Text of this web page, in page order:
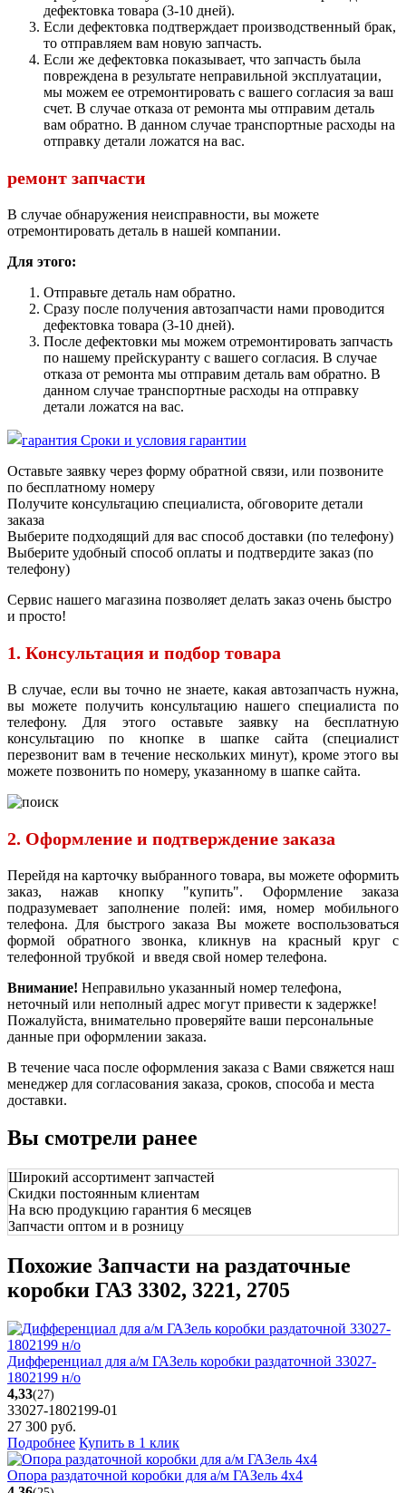
дефектовка товара (3-10 дней).
Если дефектовка подтверждает производственный брак,
то отправляем вам новую запчасть.
Если же дефектовка показывает, что запчасть была
повреждена в результате неправильной эксплуатации,
мы можем ее отремонтировать с вашего согласия за ваш
счет. В случае отказа от ремонта мы отправим деталь
вам обратно. В данном случае транспортные расходы на
отправку детали ложатся на вас.
ремонт запчасти
В случае обнаружения неисправности, вы можете
отремонтировать деталь в нашей компании.
Для этого:
Отправьте деталь нам обратно.
Сразу после получения автозапчасти нами проводится
дефектовка товара (3-10 дней).
После дефектовки мы можем отремонтировать запчасть
по нашему прейскуранту с вашего согласия. В случае
отказа от ремонта мы отправим деталь вам обратно. В
данном случае транспортные расходы на отправку
детали ложатся на вас.
Сроки и условия гарантии
Оставьте заявку через форму обратной связи, или позвоните
по бесплатному номеру
Получите консультацию специалиста, обговорите детали
заказа
Выберите подходящий для вас способ доставки (по телефону)
Выберите удобный способ оплаты и подтвердите заказ (по
телефону)
Сервис нашего магазина позволяет делать заказ очень быстро
и просто!
1. Консультация и подбор товара
В случае, если вы точно не знаете, какая автозапчасть нужна,
вы можете получить консультацию нашего специалиста по
телефону. Для этого оставьте заявку на бесплатную
консультацию по кнопке в шапке сайта (специалист
перезвонит вам в течение нескольких минут), кроме этого вы
можете позвонить по номеру, указанному в шапке сайта.
2. Оформление и подтверждение заказа
Перейдя на карточку выбранного товара, вы можете оформить
заказ, нажав кнопку "купить". Оформление заказа
подразумевает заполнение полей: имя, номер мобильного
телефона. Для быстрого заказа Вы можете воспользоваться
формой обратного звонка, кликнув на красный круг с
телефонной трубкой и введя свой номер телефона.
Внимание! Неправильно указанный номер телефона,
неточный или неполный адрес могут привести к задержке!
Пожалуйста, внимательно проверяйте ваши персональные
данные при оформлении заказа.
В течение часа после оформления заказа с Вами свяжется наш
менеджер для согласования заказа, сроков, способа и места
доставки.
Вы смотрели ранее
Широкий ассортимент запчастей
Скидки постоянным клиентам
На всю продукцию гарантия 6 месяцев
Запчасти оптом и в розницу
Похожие Запчасти на раздаточные
коробки ГАЗ 3302, 3221, 2705
Дифференциал для а/м ГАЗель коробки раздаточной 33027-
1802199 н/о
4,33(27)
33027-1802199-01
27 300 руб.
Подробнее Купить в 1 клик
Опора раздаточной коробки для а/м ГАЗель 4х4